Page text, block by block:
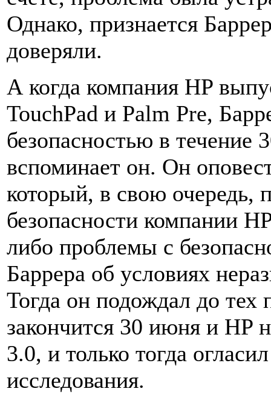
Однако, признается
доверяли.
А когда компания HP
TouchPad и Palm Pre,
безопасностью в течение
вспоминает он. Он
который, в свою очередь,
безопасности компании
либо проблемы с
Баррера об условиях
Тогда он подождал до тех
закончится 30 июня и HP
3.0, и только тогда
исследования.